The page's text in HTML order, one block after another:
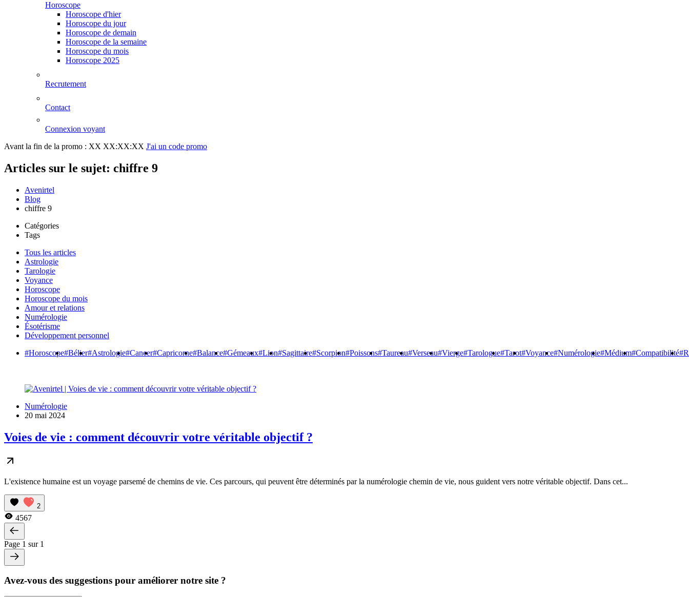
Horoscope
Horoscope d'hier
Horoscope du jour
Horoscope de demain
Horoscope de la semaine
Horoscope du mois
Horoscope 2025
Recrutement
Contact
Connexion voyant
Avant la fin de la promo : XX XX:XX:XX J'ai un code promo
Articles sur le sujet: chiffre 9
Avenirtel
Blog
chiffre 9
Catégories
Tags
Tous les articles
Astrologie
Tarologie
Voyance
Horoscope
Horoscope du mois
Amour et relations
Numérologie
Ésotérisme
Développement personnel
#Horoscope#Bélier#Astrologie#Cancer#Capricorne#Balance#Gémeaux#Lion#Sagittaire#Scorpion#Poissons#Taureau#Verseau#Vierge#Tarologue#Tarot#Voyance#Numérologie#Médium#Compatibilité
Numérologie
20 mai 2024
Voies de vie : comment découvrir votre véritable objectif ?
L'existence humaine est un voyage parsemé de chemins de vie. Ces parcours, qui peuvent être déterminés par la numérologie chemin de vie, nous guident vers notre véritable objectif. Dans cet...
2
4567
Page 1 sur 1
Avez-vous des suggestions pour améliorer notre site ?